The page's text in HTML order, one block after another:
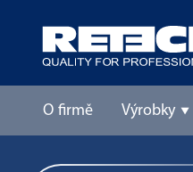
O firmě Výrobky